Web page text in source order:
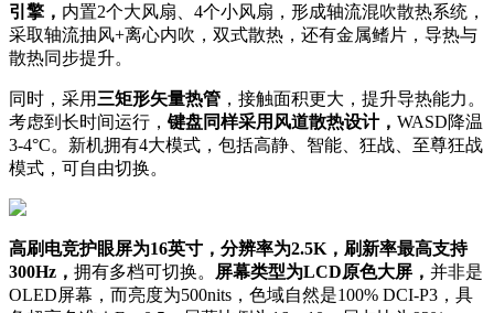
引擎， 内置2个大风扇、4个小风扇，形成轴流混吹散热系统，
采取轴流抽风+离心内吹，双式散热，还有金属鳍片，导热与
散热同步提升。
同时，采用 三矩形矢量热管 ，接触面积更大，提升导热能力。
考虑到长时间运行， 键盘同样采用风道散热设计， WASD降温
3-4°C。新机拥有4大模式，包括高静、智能、狂战、至尊狂战
模式，可自由切换。
高刷电竞护眼屏为16英寸，分辨率为2.5K，刷新率最高支持
300Hz， 拥有多档可切换。 屏幕类型为LCD原色大屏， 并非是
OLED屏幕，而亮度为500nits，色域自然是100% DCI-P3，具